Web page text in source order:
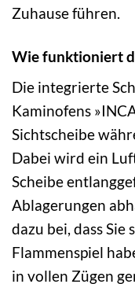
Zuhause führen.
Wie funktioniert
Die integrierte
Kaminofens
Sichtscheibe
Dabei wird ein
Scheibe
Ablagerungen
dazu bei, dass Sie
Flammenspiel
in vollen Zügen